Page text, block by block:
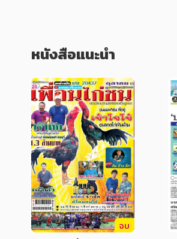
หนังสือแนะนำ
จบ